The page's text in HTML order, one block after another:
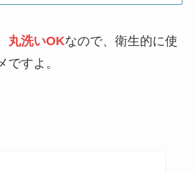
丸洗いOKなので、衛生的に使
ですよ。